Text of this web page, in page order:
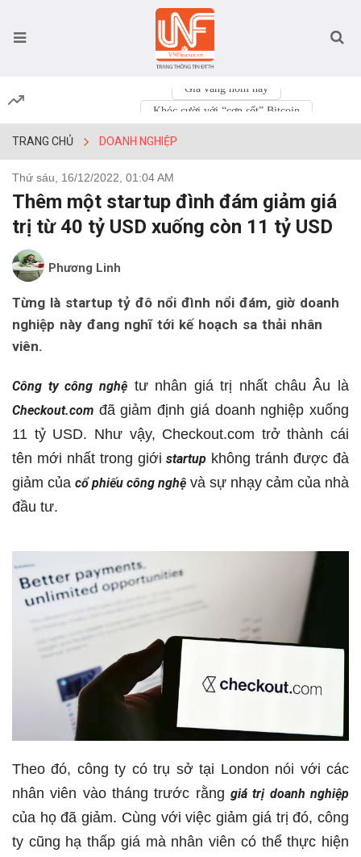
Giá vàng hôm nay
Khóc cười với “cơn sốt” Bitcoin
TRANG CHỦ DOANH NGHIỆP
Thứ sáu, 16/12/2022, 01:04 AM
Thêm một startup đình đám giảm giá
trị từ 40 tỷ USD xuống còn 11 tỷ USD
Phương Linh
Từng là startup tỷ đô nổi đình nổi đám, giờ doanh
nghiệp này đang nghĩ tới kế hoạch sa thải nhân
viên.
Công ty công nghệtư nhân giá trị nhất châu Âu là
Checkout.com đã giảm định giá doanh nghiệp xuống
11 tỷ USD. Như vậy, Checkout.com trở thành cái
tên mới nhất trong giớistartup không tránh được đà
giảm củacổ phiếu công nghệ và sự nhạy cảm của nhà
đầu tư.
Theo đó, công ty có trụ sở tại London nói với các
nhân viên vào tháng trước rằng giá trị doanh nghiệp
của họ đã giảm. Cùng với việc giảm giá trị đó, công
ty cũng hạ thấp giá mà nhân viên có thể thực hiện